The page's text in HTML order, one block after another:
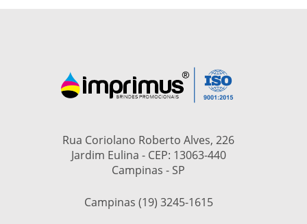
Rua Coriolano Roberto Alves, 226
Jardim Eulina - CEP: 13063-440
Campinas - SP
Campinas (19) 3245-1615